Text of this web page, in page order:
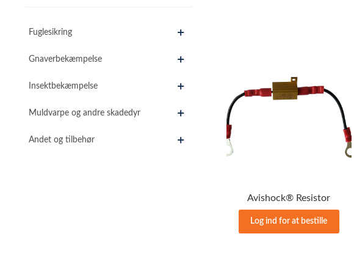
Avishock® Resistor
Log ind for at bestille
Fuglesikring
Gnaverbekæmpelse
Insektbekæmpelse
Muldvarpe og andre skadedyr
Andet og tilbehør